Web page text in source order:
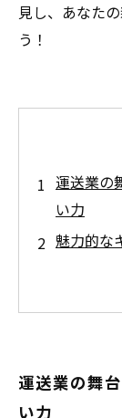
見し、あなた
う！
運送業の
い力
魅力的な
成長と
運送業の
運送業の舞
い力